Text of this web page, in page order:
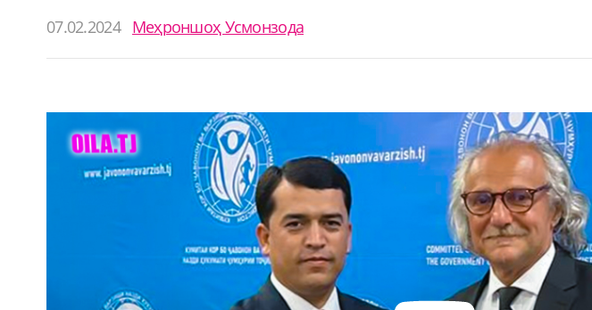
07.02.2024 Меҳроншоҳ Усмонзода